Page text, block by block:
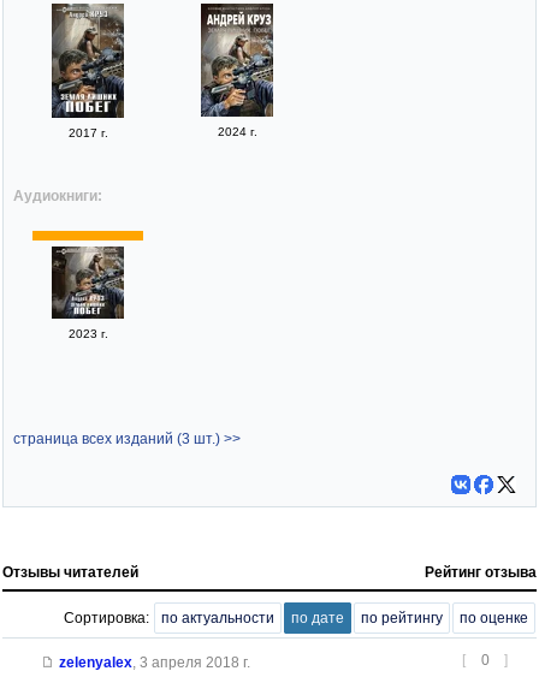
2017 г. 2024 г.
Аудиокниги:
2023 г.
страница всех изданий (3 шт.) >>
Отзывы читателей Рейтинг отзыва
Сортировка: по актуальности по дате по рейтингу по оценке
[ 0 ]
zelenyalex, 3 апреля 2018 г.